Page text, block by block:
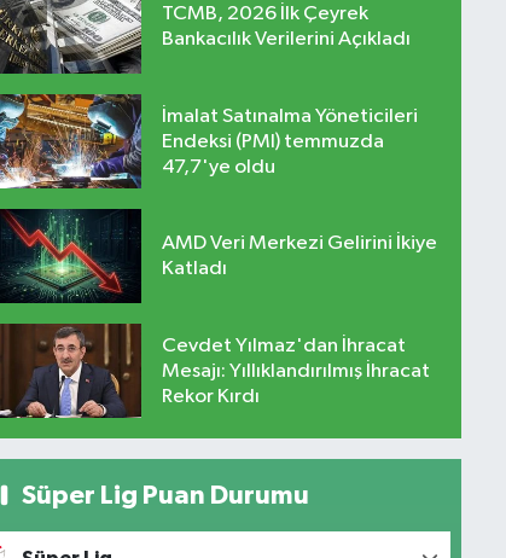
TCMB, 2026 İlk Çeyrek
Bankacılık Verilerini Açıkladı
İmalat Satınalma Yöneticileri
Endeksi (PMI) temmuzda
47,7'ye oldu
AMD Veri Merkezi Gelirini İkiye
Katladı
Cevdet Yılmaz'dan İhracat
Mesajı: Yıllıklandırılmış İhracat
Rekor Kırdı
Süper Lig Puan Durumu